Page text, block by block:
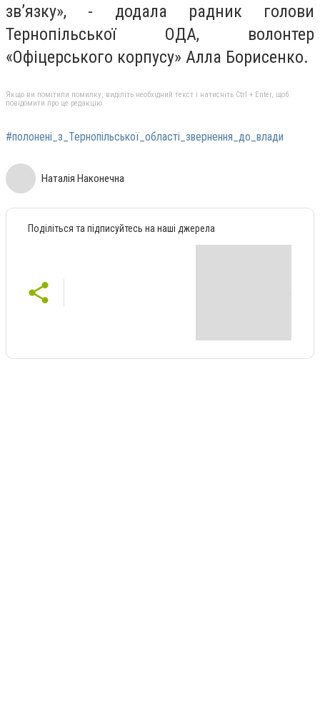
зв’язку», - додала радник голови
Тернопільської ОДА, волонтер
«Офіцерського корпусу» Алла Борисенко.
Якщо ви помітили помилку, виділіть необхідний текст і натисніть Ctrl + Enter, щоб
повідомити про це редакцію
#полонені_з_Тернопільської_області_звернення_до_влади
Наталія Наконечна
Поділіться та підписуйтесь на наші джерела